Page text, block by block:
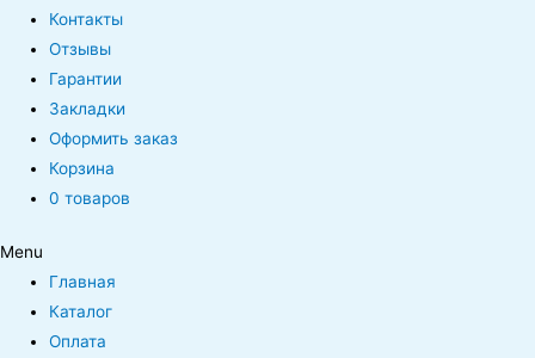
Контакты
Отзывы
Гарантии
Закладки
Оформить заказ
Корзина
0 товаров
Menu
Главная
Каталог
Оплата